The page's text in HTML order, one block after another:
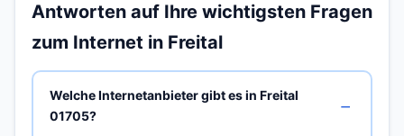
Antworten auf Ihre wichtigsten Fragen
zum Internet in Freital
Welche Internetanbieter gibt es in Freital
01705?